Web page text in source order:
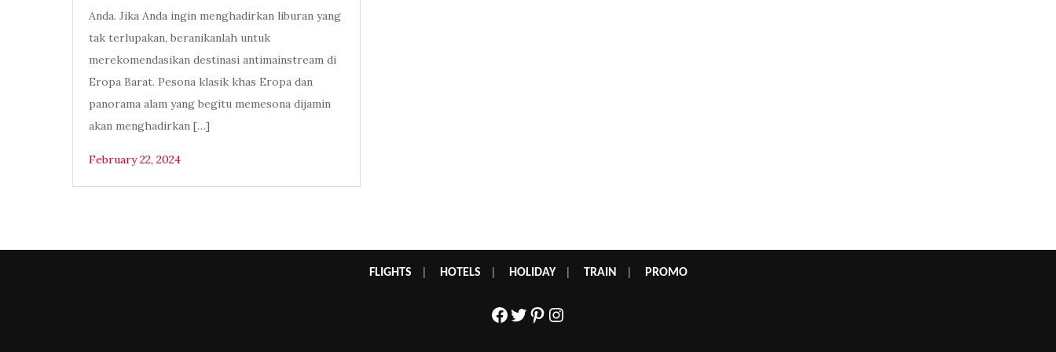
Anda. Jika Anda ingin menghadirkan liburan yang
tak terlupakan, beranikanlah untuk
merekomendasikan destinasi antimainstream di
Eropa Barat. Pesona klasik khas Eropa dan
panorama alam yang begitu memesona dijamin
akan menghadirkan […]
February 22, 2024
FLIGHTS HOTELS HOLIDAY| TRAIN PROMO
Facebook
Twitter
Pinterest
Instagram